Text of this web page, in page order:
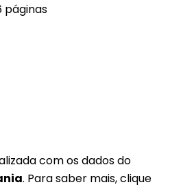
páginas
com os dados do
. Para saber mais, clique